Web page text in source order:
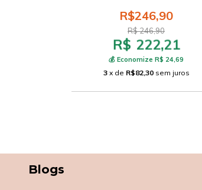
R$246,90
R$ 246,90
R$ 222,21
💰 Economize R$ 24,69
3 x de R$82,30 sem juros
Blogs